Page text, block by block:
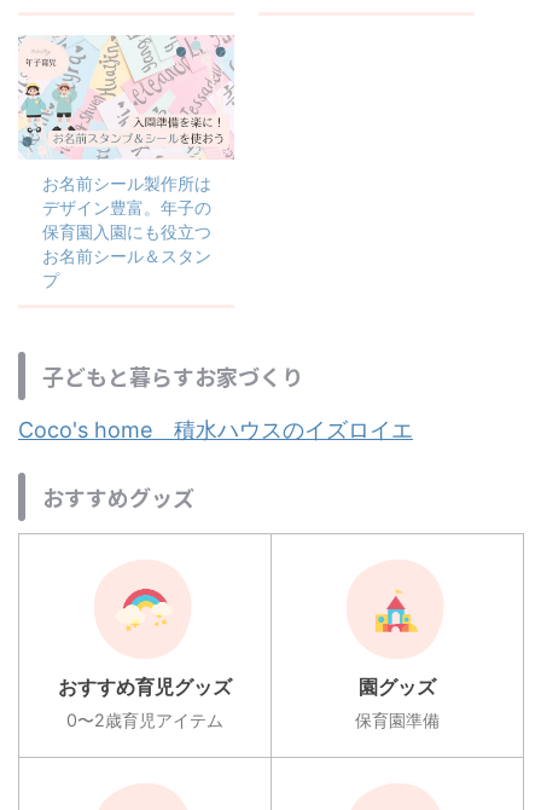
お名前シール製作所は
デザイン豊富。年子の
保育園入園にも役立つ
お名前シール＆スタン
プ
子どもと暮らすお家づくり
Coco's home 積水ハウスのイズロイエ
おすすめグッズ
おすすめ育児グッズ
0〜2歳育児アイテム
園グッズ
保育園準備